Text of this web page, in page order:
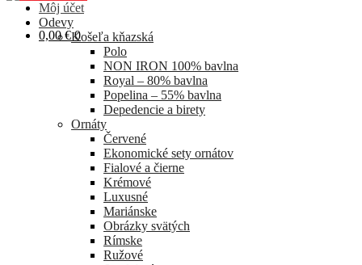
Môj účet
0,00€ 0
Odevy
Košeľa kňazská
Polo
NON IRON 100% bavlna
Royal – 80% bavlna
Popelina – 55% bavlna
Depedencie a birety
Ornáty
Červené
Ekonomické sety ornátov
Fialové a čierne
Krémové
Luxusné
Mariánske
Obrázky svätých
Rímske
Ružové